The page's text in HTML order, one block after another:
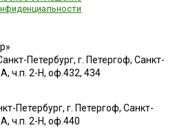
Петербург, г. Петергоф, Санкт-
ч.п. 2-Н, оф.432, 434
Петербург, г. Петергоф, Санкт-
ч.п. 2-Н, оф.440